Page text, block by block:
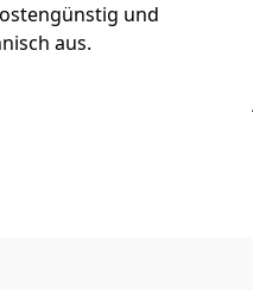
und
aus.